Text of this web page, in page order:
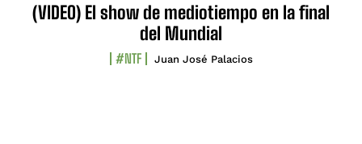
(VIDEO) El show de mediotiempo en la final
del Mundial
#NTF Juan José Palacios